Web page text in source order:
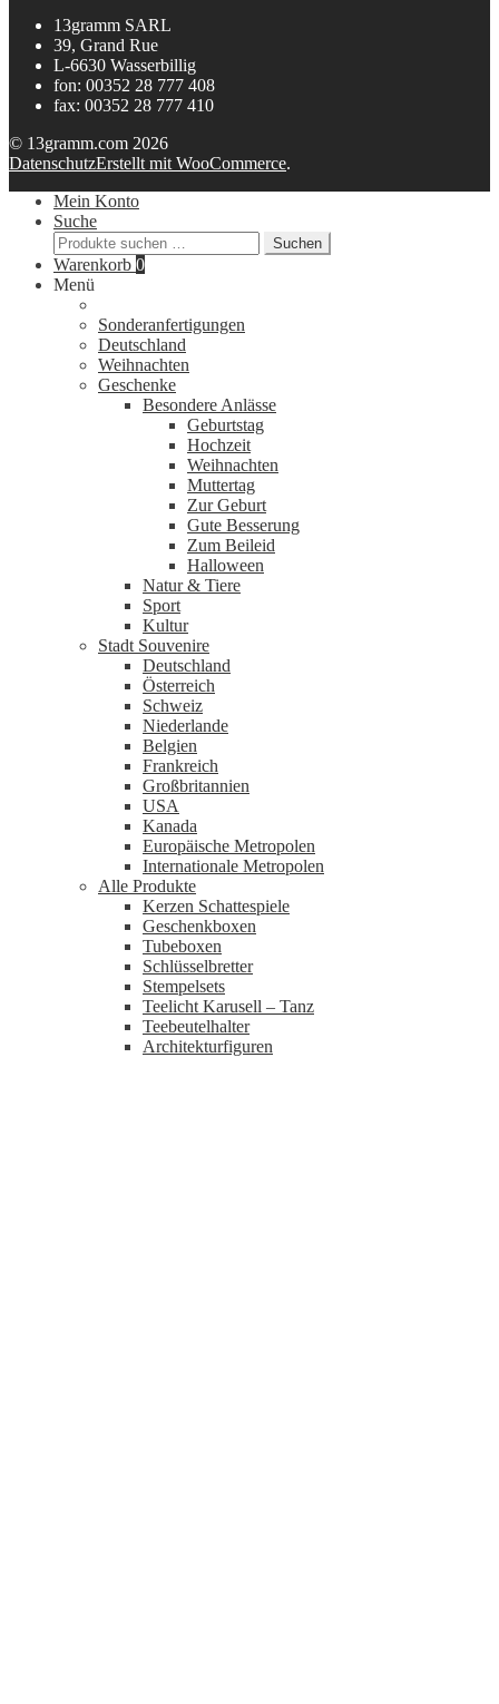
13gramm SARL
39, Grand Rue
L-6630 Wasserbillig
fon: 00352 28 777 408
fax: 00352 28 777 410
© 13gramm.com 2026
DatenschutzErstellt mit WooCommerce.
Mein Konto
Suche
Suchen
nach:
Suchen
Warenkorb 0
Menü
Sonderanfertigungen
Deutschland
Weihnachten
Geschenke
Besondere Anlässe
Geburtstag
Hochzeit
Weihnachten
Muttertag
Zur Geburt
Gute Besserung
Zum Beileid
Halloween
Natur & Tiere
Sport
Kultur
Stadt Souvenire
Deutschland
Österreich
Schweiz
Niederlande
Belgien
Frankreich
Großbritannien
USA
Kanada
Europäische Metropolen
Internationale Metropolen
Alle Produkte
Kerzen Schattespiele
Geschenkboxen
Tubeboxen
Schlüsselbretter
Stempelsets
Teelicht Karusell – Tanz
Teebeutelhalter
Architekturfiguren